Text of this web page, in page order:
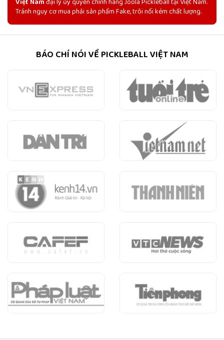
Tránh nguy cơ mua phải sản phẩm Fake, trôi nổi kém chất lượng.
BÁO CHÍ NÓI VỀ PICKLEBALL VIỆT NAM